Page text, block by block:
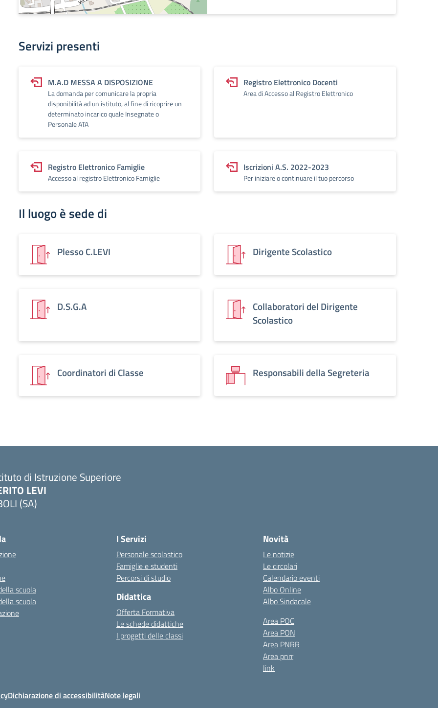
Servizi presenti
M.A.D MESSA A DISPOSIZIONE
La domanda per comunicare la propria
disponibilità ad un istituto, al fine di ricoprire un
determinato incarico quale Insegnate o
Personale ATA
Registro Elettronico Docenti
Area di Accesso al Registro Elettronico
Registro Elettronico Famiglie
Accesso al registro Elettronico Famiglie
Iscrizioni A.S. 2022-2023
Per iniziare o continuare il tuo percorso
Il luogo è sede di
Plesso C.LEVI Dirigente Scolastico
D.S.G.A
Collaboratori del Dirigente
Scolastico
Coordinatori di Classe Responsabili della Segreteria
di Istruzione Superiore
LEVI
(SA)
scuola
scuola
I Servizi
Personale scolastico
Famiglie e studenti
Percorsi di studio
Didattica
Offerta Formativa
Le schede didattiche
I progetti delle classi
Novità
Le notizie
Le circolari
Calendario eventi
Albo Online
Albo Sindacale
Area POC
Area PON
Area PNRR
Area pnrr
link
Dichiarazione di accessibilitàNote legali